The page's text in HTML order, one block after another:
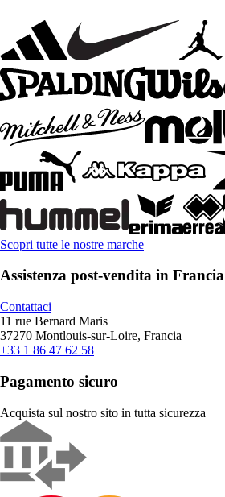
Scopri tutte le nostre marche
Assistenza post-vendita in Francia
Contattaci
11 rue Bernard Maris
37270 Montlouis-sur-Loire, Francia
+33 1 86 47 62 58
Pagamento sicuro
Acquista sul nostro sito in tutta sicurezza